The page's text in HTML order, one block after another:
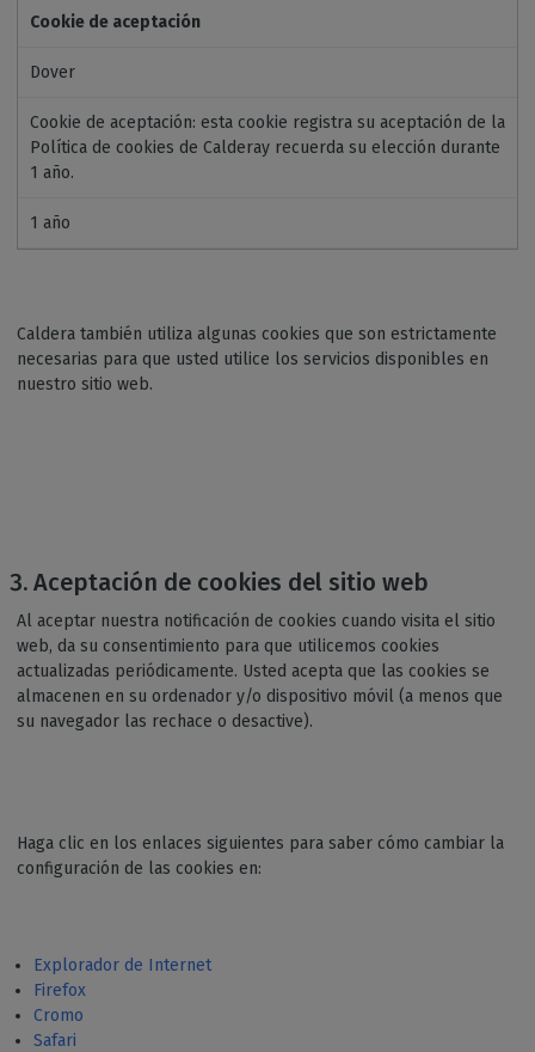
Cookie de aceptación
Dover
Cookie de aceptación: esta cookie registra su aceptación de la
Política de cookies de Calderay recuerda su elección durante
1 año.
1 año
Caldera también utiliza algunas cookies que son estrictamente
necesarias para que usted utilice los servicios disponibles en
nuestro sitio web.
Aceptación de cookies del sitio web
Al aceptar nuestra notificación de cookies cuando visita el sitio
web, da su consentimiento para que utilicemos cookies
actualizadas periódicamente. Usted acepta que las cookies se
almacenen en su ordenador y/o dispositivo móvil (a menos que
su navegador las rechace o desactive).
Haga clic en los enlaces siguientes para saber cómo cambiar la
configuración de las cookies en:
Explorador de Internet
Firefox
Cromo
Safari